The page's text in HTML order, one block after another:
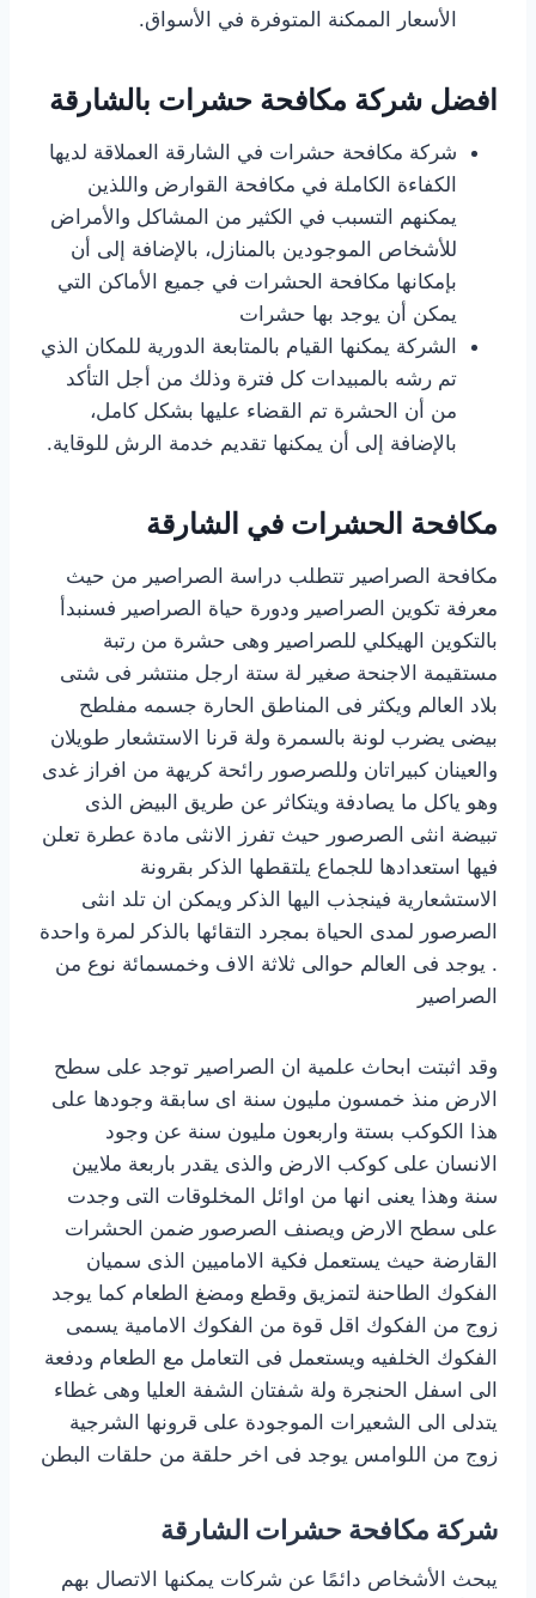
الأسعار الممكنة المتوفرة في الأسواق.
افضل شركة مكافحة حشرات بالشارقة
شركة مكافحة حشرات في الشارقة العملاقة لديها
الكفاءة الكاملة في مكافحة القوارض واللذين
يمكنهم التسبب في الكثير من المشاكل والأمراض
للأشخاص الموجودين بالمنازل، بالإضافة إلى أن
بإمكانها مكافحة الحشرات في جميع الأماكن التي
يمكن أن يوجد بها حشرات
الشركة يمكنها القيام بالمتابعة الدورية للمكان الذي
تم رشه بالمبيدات كل فترة وذلك من أجل التأكد
من أن الحشرة تم القضاء عليها بشكل كامل،
بالإضافة إلى أن يمكنها تقديم خدمة الرش للوقاية.
مكافحة الحشرات في الشارقة
مكافحة الصراصير تتطلب دراسة الصراصير من حيث
معرفة تكوين الصراصير ودورة حياة الصراصير فسنبدأ
بالتكوين الهيكلي للصراصير وهى حشرة من رتبة
مستقيمة الاجنحة صغير لة ستة ارجل منتشر فى شتى
بلاد العالم ويكثر فى المناطق الحارة جسمه مفلطح
بيضى يضرب لونة بالسمرة ولة قرنا الاستشعار طويلان
والعينان كبيراتان وللصرصور رائحة كريهة من افراز غدى
وهو ياكل ما يصادفة ويتكاثر عن طريق البيض الذى
تبيضة انثى الصرصور حيث تفرز الانثى مادة عطرة تعلن
فيها استعدادها للجماع يلتقطها الذكر بقرونة
الاستشعارية فينجذب اليها الذكر ويمكن ان تلد انثى
الصرصور لمدى الحياة بمجرد التقائها بالذكر لمرة واحدة
. يوجد فى العالم حوالى ثلاثة الاف وخمسمائة نوع من
الصراصير
وقد اثبتت ابحاث علمية ان الصراصير توجد على سطح
الارض منذ خمسون مليون سنة اى سابقة وجودها على
هذا الكوكب بستة واربعون مليون سنة عن وجود
الانسان على كوكب الارض والذى يقدر باربعة ملايين
سنة وهذا يعنى انها من اوائل المخلوقات التى وجدت
على سطح الارض ويصنف الصرصور ضمن الحشرات
القارضة حيث يستعمل فكية الاماميين الذى سميان
الفكوك الطاحنة لتمزيق وقطع ومضغ الطعام كما يوجد
زوج من الفكوك اقل قوة من الفكوك الامامية يسمى
الفكوك الخلفيه ويستعمل فى التعامل مع الطعام ودفعة
الى اسفل الحنجرة ولة شفتان الشفة العليا وهى غطاء
يتدلى الى الشعيرات الموجودة على قرونها الشرجية
زوج من اللوامس يوجد فى اخر حلقة من حلقات البطن
شركة مكافحة حشرات الشارقة
يبحث الأشخاص دائمًا عن شركات يمكنها الاتصال بهم